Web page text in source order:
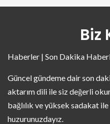
Biz
Haberler | Son Dakika
Güncel gündeme dair son
aktarım dili ile siz değerli
bağlılık ve yüksek sadakat
huzurunuzdayız.